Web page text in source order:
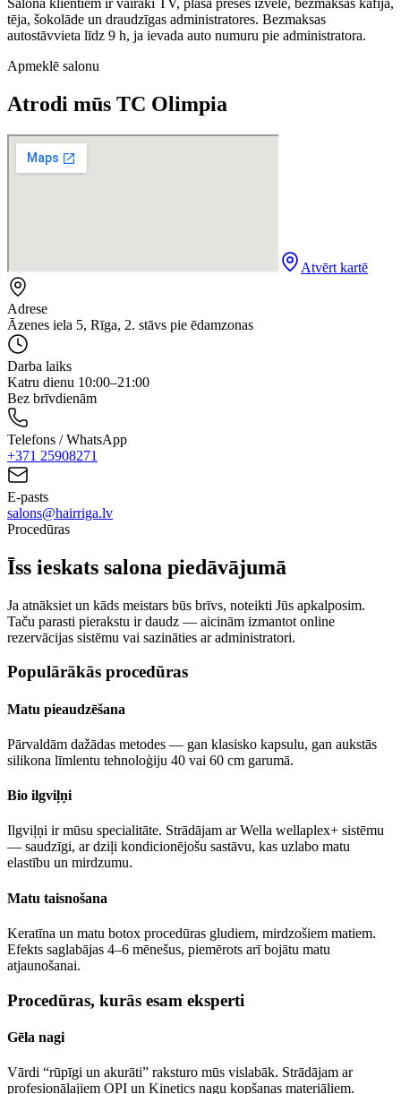
Salonā klientiem ir vairāki TV, plaša preses izvēle, bezmaksas kafija,
tēja, šokolāde un draudzīgas administratores. Bezmaksas
autostāvvieta līdz 9 h, ja ievada auto numuru pie administratora.
Apmeklē salonu
Atrodi mūs TC Olimpia
Atvērt kartē
Adrese
Āzenes iela 5, Rīga, 2. stāvs pie ēdamzonas
Darba laiks
Katru dienu 10:00–21:00
Bez brīvdienām
Telefons / WhatsApp
+371 25908271
E-pasts
salons@hairriga.lv
Procedūras
Īss ieskats salona piedāvājumā
Ja atnāksiet un kāds meistars būs brīvs, noteikti Jūs apkalposim.
Taču parasti pierakstu ir daudz — aicinām izmantot online
rezervācijas sistēmu vai sazināties ar administratori.
Populārākās procedūras
Matu pieaudzēšana
Pārvaldām dažādas metodes — gan klasisko kapsulu, gan aukstās
silikona līmlentu tehnoloģiju 40 vai 60 cm garumā.
Bio ilgviļņi
Ilgviļņi ir mūsu specialitāte. Strādājam ar Wella wellaplex+ sistēmu
— saudzīgi, ar dziļi kondicionējošu sastāvu, kas uzlabo matu
elastību un mirdzumu.
Matu taisnošana
Keratīna un matu botox procedūras gludiem, mirdzošiem matiem.
Efekts saglabājas 4–6 mēnešus, piemērots arī bojātu matu
atjaunošanai.
Procedūras, kurās esam eksperti
Gēla nagi
Vārdi “rūpīgi un akurāti” raksturo mūs vislabāk. Strādājam ar
profesionālajiem OPI un Kinetics nagu kopšanas materiāliem.